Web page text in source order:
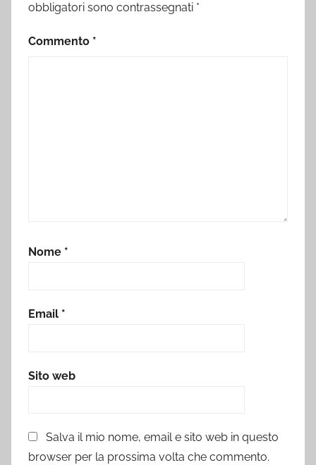
obbligatori sono contrassegnati *
Commento *
Nome *
Email *
Sito web
Salva il mio nome, email e sito web in questo
browser per la prossima volta che commento.